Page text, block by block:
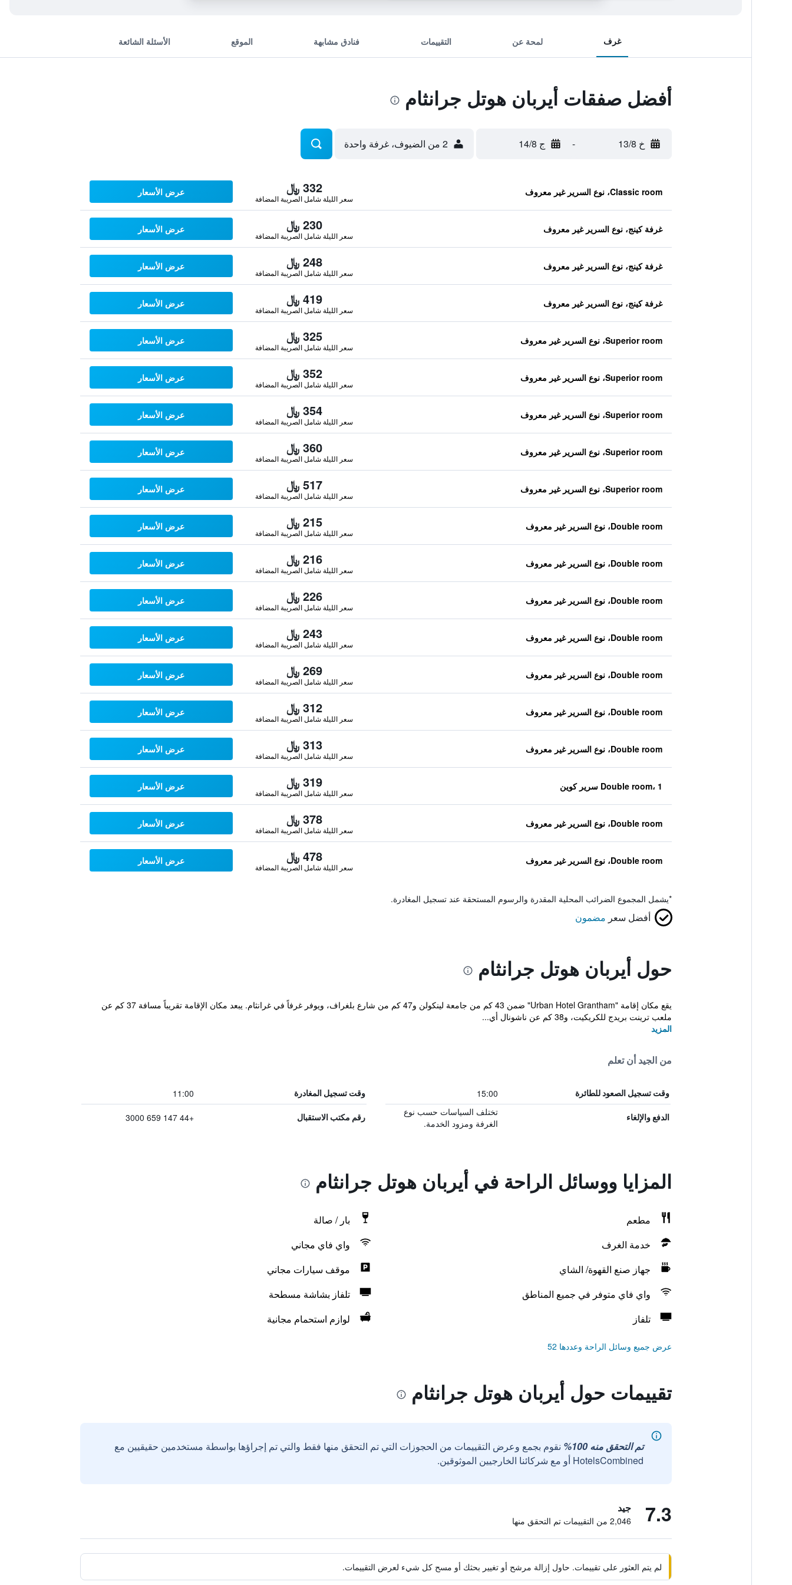
غرف لمحة عن التقييمات فنادق مشابهة الموقع الأسئلة الشائعة
أفضل صفقات أيربان هوتل جرانثام
خ 13/8 - ج 14/8 2 من الضيوف، غرفة واحدة
Classic room، نوع السرير غير معروف 332 ﷼
سعر الليلة شامل الصريبة المضافة
عرض الأسعار
غرفة كينج، نوع السرير غير معروف 230 ﷼
سعر الليلة شامل الصريبة المضافة
عرض الأسعار
غرفة كينج، نوع السرير غير معروف 248 ﷼
سعر الليلة شامل الصريبة المضافة
عرض الأسعار
غرفة كينج، نوع السرير غير معروف 419 ﷼
سعر الليلة شامل الصريبة المضافة
عرض الأسعار
Superior room، نوع السرير غير معروف 325 ﷼
سعر الليلة شامل الصريبة المضافة
عرض الأسعار
Superior room، نوع السرير غير معروف 352 ﷼
سعر الليلة شامل الصريبة المضافة
عرض الأسعار
Superior room، نوع السرير غير معروف 354 ﷼
سعر الليلة شامل الصريبة المضافة
عرض الأسعار
Superior room، نوع السرير غير معروف 360 ﷼
سعر الليلة شامل الصريبة المضافة
عرض الأسعار
Superior room، نوع السرير غير معروف 517 ﷼
سعر الليلة شامل الصريبة المضافة
عرض الأسعار
Double room، نوع السرير غير معروف 215 ﷼
سعر الليلة شامل الصريبة المضافة
عرض الأسعار
Double room، نوع السرير غير معروف 216 ﷼
سعر الليلة شامل الصريبة المضافة
عرض الأسعار
Double room، نوع السرير غير معروف 226 ﷼
سعر الليلة شامل الصريبة المضافة
عرض الأسعار
Double room، نوع السرير غير معروف 243 ﷼
سعر الليلة شامل الصريبة المضافة
عرض الأسعار
Double room، نوع السرير غير معروف 269 ﷼
سعر الليلة شامل الصريبة المضافة
عرض الأسعار
Double room، نوع السرير غير معروف 312 ﷼
سعر الليلة شامل الصريبة المضافة
عرض الأسعار
Double room، نوع السرير غير معروف 313 ﷼
سعر الليلة شامل الصريبة المضافة
عرض الأسعار
Double room، 1 سرير كوين 319 ﷼
سعر الليلة شامل الصريبة المضافة
عرض الأسعار
Double room، نوع السرير غير معروف 378 ﷼
سعر الليلة شامل الصريبة المضافة
عرض الأسعار
Double room، نوع السرير غير معروف 478 ﷼
سعر الليلة شامل الصريبة المضافة
عرض الأسعار
*يشمل المجموع الضرائب المحلية المقدرة والرسوم المستحقة عند تسجيل المغادرة.
أفضل سعر مضمون
حول أيربان هوتل جرانثام
يقع مكان إقامة "Urban Hotel Grantham" ضمن 43 كم من جامعة لينكولن و47 كم من شارع بلغراف، ويوفر غرفاً في غرانثام. يبعد مكان الإقامة تقريباً مسافة 37 كم عن
ملعب ترينت بريدج للكريكيت، و38 كم عن ناشونال أي...
المزيد
من الجيد أن تعلم
وقت تسجيل الصعود للطائرة 15:00 وقت تسجيل المغادرة 11:00
الدفع والإلغاء
تختلف السياسات حسب نوع
الغرفة ومزود الخدمة.
رقم مكتب الاستقبال +44 147 659 3000
المزايا ووسائل الراحة في أيربان هوتل جرانثام
مطعم
بار / صالة
خدمة الغرف
واي فاي مجاني
جهاز صنع القهوة/ الشاي
موقف سيارات مجاني
واي فاي متوفر في جميع المناطق
تلفاز بشاشة مسطحة
تلفاز
لوازم استحمام مجانية
عرض جميع وسائل الراحة وعددها 52
تقييمات حول أيربان هوتل جرانثام
تم التحقق منه 100%
نقوم بجمع وعرض التقييمات من الحجوزات التي تم التحقق منها فقط والتي تم إجراؤها بواسطة مستخدمين حقيقيين مع
HotelsCombined أو مع شركائنا الخارجيين الموثوقين.
7.3 جيد
2,046 من التقييمات تم التحقق منها
لم يتم العثور على تقييمات. حاول إزالة مرشح أو تغيير بحثك أو مسح كل شيء لعرض التقييمات.